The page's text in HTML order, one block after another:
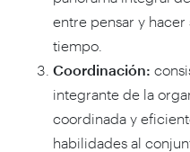
entre pensar y
tiempo.
Coordinación:
integrante de la
coordinada y
habilidades al